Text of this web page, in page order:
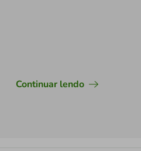
Continuar lendo